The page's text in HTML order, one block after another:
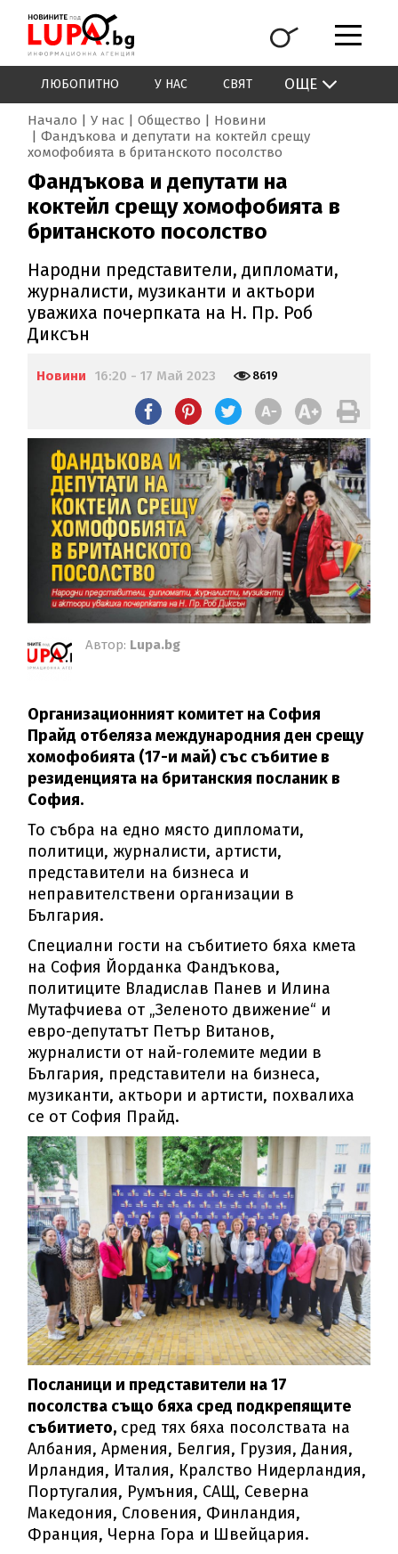
ЛЮБОПИТНО У НАС СВЯТ ОЩЕ
Начало У нас Общество
Новини
Фандъкова и депутати на коктейл срещу
хомофобията в британското посолство
Фандъкова и депутати на
коктейл срещу хомофобията в
британското посолство
Народни представители, дипломати,
журналисти, музиканти и актьори
уважиха почерпката на Н. Пр. Роб
Диксън
Новини 16:20 - 17 Май 2023 8619
Автор: Lupa.bg
Организационният комитет на София
Прайд отбеляза международния ден срещу
хомофобията (17-и май) със събитие в
резиденцията на британския посланик в
София.
То събра на едно място дипломати,
политици, журналисти, артисти,
представители на бизнеса и
неправителствени организации в
България.
Специални гости на събитието бяха кмета
на София Йорданка Фандъкова,
политиците Владислав Панев и Илина
Мутафчиева от „Зеленото движение“ и
евро-депутатът Петър Витанов,
журналисти от най-големите медии в
България, представители на бизнеса,
музиканти, актьори и артисти, похвалиха
се от София Прайд.
Посланици и представители на 17
посолства също бяха сред подкрепящите
събитието, сред тях бяха посолствата на
Албания, Армения, Белгия, Грузия, Дания,
Ирландия, Италия, Кралство Нидерландия,
Португалия, Румъния, САЩ, Северна
Македония, Словения, Финландия,
Франция, Черна Гора и Швейцария.